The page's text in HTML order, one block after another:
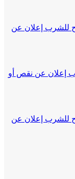
للشرب إعلان عن
إعلان عن نقص أو
للشرب إعلان عن